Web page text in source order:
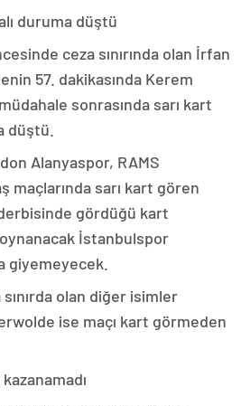
duruma düştü
ceza sınırında olan İrfan
57. dakikasında Kerem
sonrasında sarı kart
düştü.
Alanyaspor, RAMS
maçlarında sarı kart gören
gördüğü kart
İstanbulspor
giyemeyecek.
olan diğer isimler
ise maçı kart görmeden